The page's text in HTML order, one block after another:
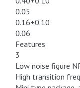
0.05
0.16+0.10
0.06
Features
3
Low noise figure
High transition